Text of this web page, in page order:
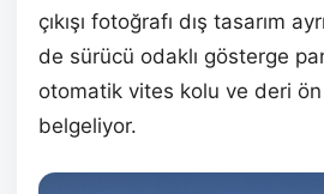
çıkışı fotoğrafı dış tasarım
de sürücü odaklı gösterge
otomatik vites kolu ve deri ön
belgeliyor.